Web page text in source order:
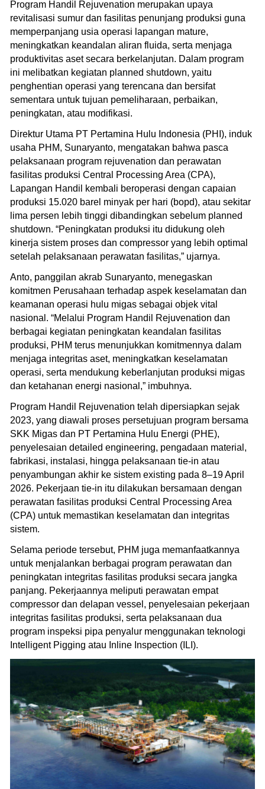
Program Handil Rejuvenation merupakan upaya
revitalisasi sumur dan fasilitas penunjang produksi guna
memperpanjang usia operasi lapangan mature,
meningkatkan keandalan aliran fluida, serta menjaga
produktivitas aset secara berkelanjutan. Dalam program
ini melibatkan kegiatan planned shutdown, yaitu
penghentian operasi yang terencana dan bersifat
sementara untuk tujuan pemeliharaan, perbaikan,
peningkatan, atau modifikasi.
Direktur Utama PT Pertamina Hulu Indonesia (PHI), induk
usaha PHM, Sunaryanto, mengatakan bahwa pasca
pelaksanaan program rejuvenation dan perawatan
fasilitas produksi Central Processing Area (CPA),
Lapangan Handil kembali beroperasi dengan capaian
produksi 15.020 barel minyak per hari (bopd), atau sekitar
lima persen lebih tinggi dibandingkan sebelum planned
shutdown. “Peningkatan produksi itu didukung oleh
kinerja sistem proses dan compressor yang lebih optimal
setelah pelaksanaan perawatan fasilitas,” ujarnya.
Anto, panggilan akrab Sunaryanto, menegaskan
komitmen Perusahaan terhadap aspek keselamatan dan
keamanan operasi hulu migas sebagai objek vital
nasional. “Melalui Program Handil Rejuvenation dan
berbagai kegiatan peningkatan keandalan fasilitas
produksi, PHM terus menunjukkan komitmennya dalam
menjaga integritas aset, meningkatkan keselamatan
operasi, serta mendukung keberlanjutan produksi migas
dan ketahanan energi nasional,” imbuhnya.
Program Handil Rejuvenation telah dipersiapkan sejak
2023, yang diawali proses persetujuan program bersama
SKK Migas dan PT Pertamina Hulu Energi (PHE),
penyelesaian detailed engineering, pengadaan material,
fabrikasi, instalasi, hingga pelaksanaan tie-in atau
penyambungan akhir ke sistem existing pada 8–19 April
2026. Pekerjaan tie-in itu dilakukan bersamaan dengan
perawatan fasilitas produksi Central Processing Area
(CPA) untuk memastikan keselamatan dan integritas
sistem.
Selama periode tersebut, PHM juga memanfaatkannya
untuk menjalankan berbagai program perawatan dan
peningkatan integritas fasilitas produksi secara jangka
panjang. Pekerjaannya meliputi perawatan empat
compressor dan delapan vessel, penyelesaian pekerjaan
integritas fasilitas produksi, serta pelaksanaan dua
program inspeksi pipa penyalur menggunakan teknologi
Intelligent Pigging atau Inline Inspection (ILI).